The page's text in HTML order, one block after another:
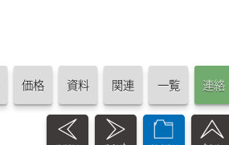
価格 資料 関連 一覧 連絡